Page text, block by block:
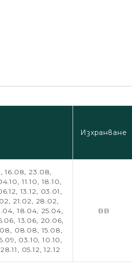
Изхранване
16.08,23.08,
11.10,18.10,
13.12, 03.01,
21.02, 28.02,
18.04, 25.04,
13.06, 20.06,
08.08,15.08,
03.10,10.10,
28.11, 05.12,12.12
BB